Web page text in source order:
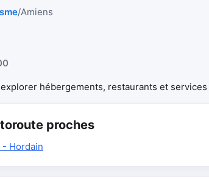
/Amiens
hébergements, restaurants et
proches
Hordain